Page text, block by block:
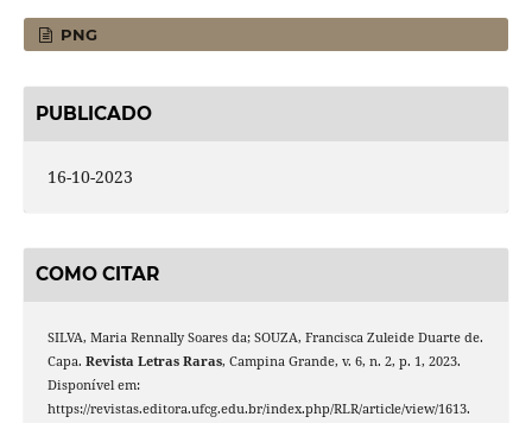
PNG
PUBLICADO
16-10-2023
COMO CITAR
SILVA, Maria Rennally Soares da; SOUZA, Francisca Zuleide Duarte de.
Capa. Revista Letras Raras, Campina Grande, v. 6, n. 2, p. 1, 2023.
Disponível em:
https://revistas.editora.ufcg.edu.br/index.php/RLR/article/view/1613.